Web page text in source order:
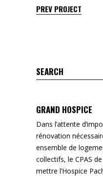
PREV PROJECT
Search
for:
GRAND HOSPICE
Dans l’attente
rénovation
ensemble de
collectifs, le CPAS
mettre l’Hospice